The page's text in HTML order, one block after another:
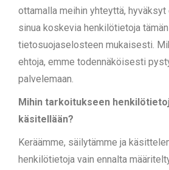
ottamalla meihin yhteyttä,
sinua koskevia henkilötietoja tämän
tietosuojaselosteen mukaisesti.
ehtoja, emme todennäköisesti
palvelemaan.
Mihin tarkoitukseen
käsitellään?
Keräämme, säilytämme ja
henkilötietoja vain ennalta